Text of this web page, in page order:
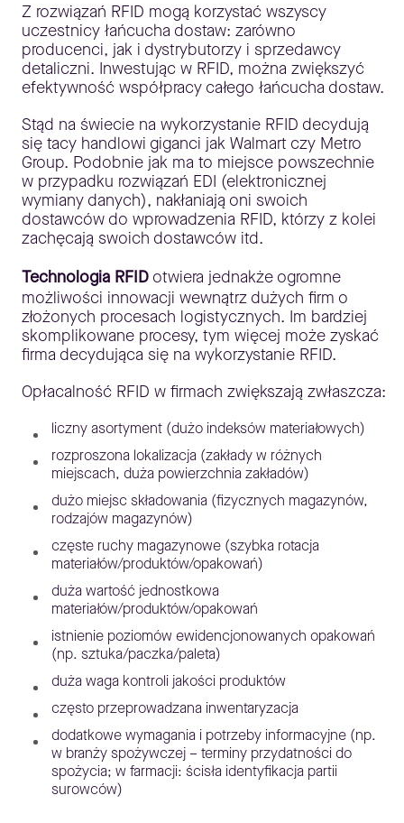
Z rozwiązań RFID mogą korzystać wszyscy
uczestnicy łańcucha dostaw: zarówno
producenci, jak i dystrybutorzy i sprzedawcy
detaliczni. Inwestując w RFID, można zwiększyć
efektywność współpracy całego łańcucha dostaw.
Stąd na świecie na wykorzystanie RFID decydują
się tacy handlowi giganci jak Walmart czy Metro
Group. Podobnie jak ma to miejsce powszechnie
w przypadku rozwiązań EDI (elektronicznej
wymiany danych), nakłaniają oni swoich
dostawców do wprowadzenia RFID, którzy z kolei
zachęcają swoich dostawców itd.
Technologia RFID otwiera jednakże ogromne
możliwości innowacji wewnątrz dużych firm o
złożonych procesach logistycznych. Im bardziej
skomplikowane procesy, tym więcej może zyskać
firma decydująca się na wykorzystanie RFID.
Opłacalność RFID w firmach zwiększają zwłaszcza:
liczny asortyment (dużo indeksów materiałowych)
rozproszona lokalizacja (zakłady w różnych
miejscach, duża powierzchnia zakładów)
dużo miejsc składowania (fizycznych magazynów,
rodzajów magazynów)
częste ruchy magazynowe (szybka rotacja
materiałów/produktów/opakowań)
duża wartość jednostkowa
materiałów/produktów/opakowań
istnienie poziomów ewidencjonowanych opakowań
(np. sztuka/paczka/paleta)
duża waga kontroli jakości produktów
często przeprowadzana inwentaryzacja
dodatkowe wymagania i potrzeby informacyjne (np.
w branży spożywczej – terminy przydatności do
spożycia; w farmacji: ścisła identyfikacja partii
surowców)